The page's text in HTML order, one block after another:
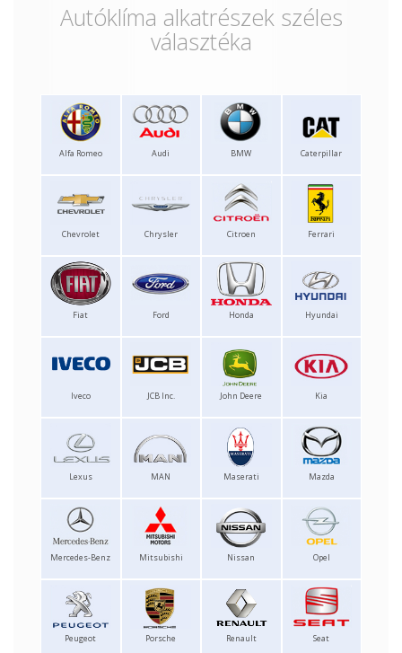
Autóklíma alkatrészek széles
választéka
Alfa Romeo Audi BMW Caterpillar
Chevrolet Chrysler Citroen Ferrari
Fiat Ford Honda Hyundai
Iveco JCB Inc. John Deere Kia
Lexus MAN Maserati Mazda
Mercedes-Benz Mitsubishi Nissan Opel
Peugeot Porsche Renault Seat